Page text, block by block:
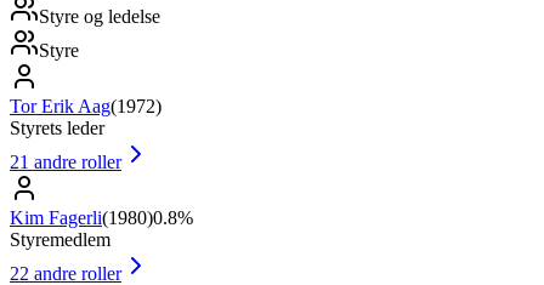
Styre og ledelse
Styre
Tor Erik Aag(1972)
Styrets leder
21 andre roller
Kim Fagerli(1980)0.8%
Styremedlem
22 andre roller